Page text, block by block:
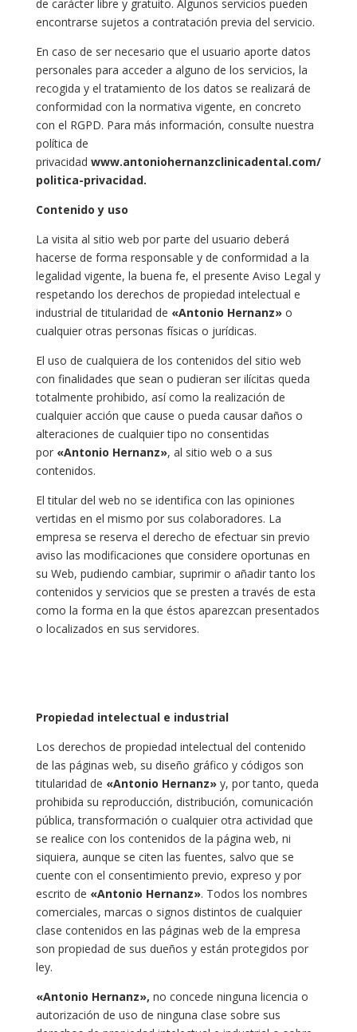
de carácter libre y gratuito. Algunos servicios pueden
encontrarse sujetos a contratación previa del servicio.
En caso de ser necesario que el usuario aporte datos
personales para acceder a alguno de los servicios, la
recogida y el tratamiento de los datos se realizará de
conformidad con la normativa vigente, en concreto
con el RGPD. Para más información, consulte nuestra
política de
privacidad www.antoniohernanzclinicadental.com/
politica-privacidad.
Contenido y uso
La visita al sitio web por parte del usuario deberá
hacerse de forma responsable y de conformidad a la
legalidad vigente, la buena fe, el presente Aviso Legal y
respetando los derechos de propiedad intelectual e
industrial de titularidad de «Antonio Hernanz»o
cualquier otras personas físicas o jurídicas.
El uso de cualquiera de los contenidos del sitio web
con finalidades que sean o pudieran ser ilícitas queda
totalmente prohibido, así como la realización de
cualquier acción que cause o pueda causar daños o
alteraciones de cualquier tipo no consentidas
por «Antonio Hernanz», al sitio web o a sus
contenidos.
El titular del web no se identifica con las opiniones
vertidas en el mismo por sus colaboradores. La
empresa se reserva el derecho de efectuar sin previo
aviso las modificaciones que considere oportunas en
su Web, pudiendo cambiar, suprimir o añadir tanto los
contenidos y servicios que se presten a través de esta
como la forma en la que éstos aparezcan presentados
o localizados en sus servidores.
Propiedad intelectual e industrial
Los derechos de propiedad intelectual del contenido
de las páginas web, su diseño gráfico y códigos son
titularidad de «Antonio Hernanz»y, por tanto, queda
prohibida su reproducción, distribución, comunicación
pública, transformación o cualquier otra actividad que
se realice con los contenidos de la página web, ni
siquiera, aunque se citen las fuentes, salvo que se
cuente con el consentimiento previo, expreso y por
escrito de «Antonio Hernanz». Todos los nombres
comerciales, marcas o signos distintos de cualquier
clase contenidos en las páginas web de la empresa
son propiedad de sus dueños y están protegidos por
ley.
«Antonio Hernanz», no concede ninguna licencia o
autorización de uso de ninguna clase sobre sus